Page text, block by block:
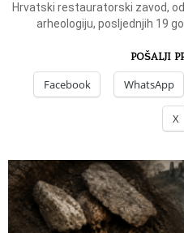
Hrvatski restauratorski zavod,
arheologiju, posljednjih 19
POŠALJI
Facebook WhatsApp
X